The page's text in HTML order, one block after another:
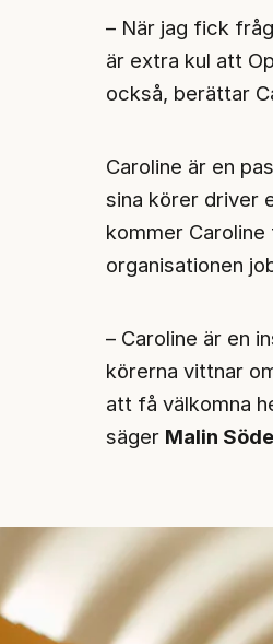
– När jag fick
är extra kul att
också, berättar
Caroline är en
sina körer driver
kommer
organisationen
– Caroline är en
körerna vittnar
att få välkomna
säger Malin